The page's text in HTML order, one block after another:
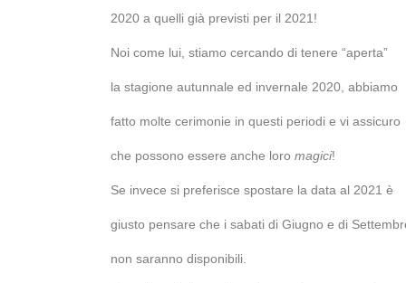
2020 a quelli già previsti per il 2021!
Noi come lui, stiamo cercando di tenere “aperta”
la stagione autunnale ed invernale 2020, abbiamo
fatto molte cerimonie in questi periodi e vi assicuro
che possono essere anche loro magici!
Se invece si preferisce spostare la data al 2021 è
giusto pensare che i sabati di Giugno e di
non saranno disponibili.